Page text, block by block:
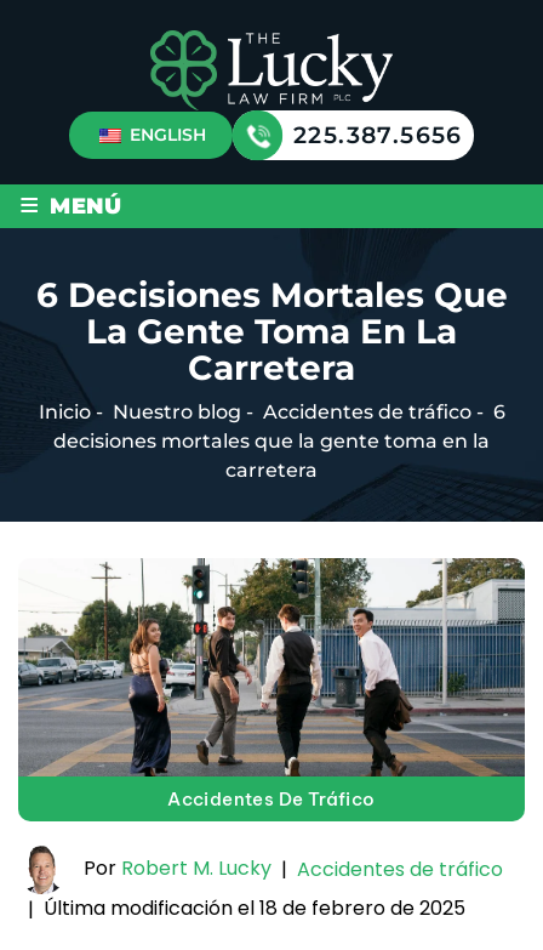
ENGLISH 225.387.5656
≡ MENÚ
6 Decisiones Mortales Que
La Gente Toma En La
Carretera
Inicio- Nuestro blog - Accidentes de tráfico- 6
decisiones mortales que la gente toma en la
carretera
Accidentes De Tráfico
Por Robert M. Lucky | Accidentes de tráfico
| Última modificación el 18 de febrero de 2025